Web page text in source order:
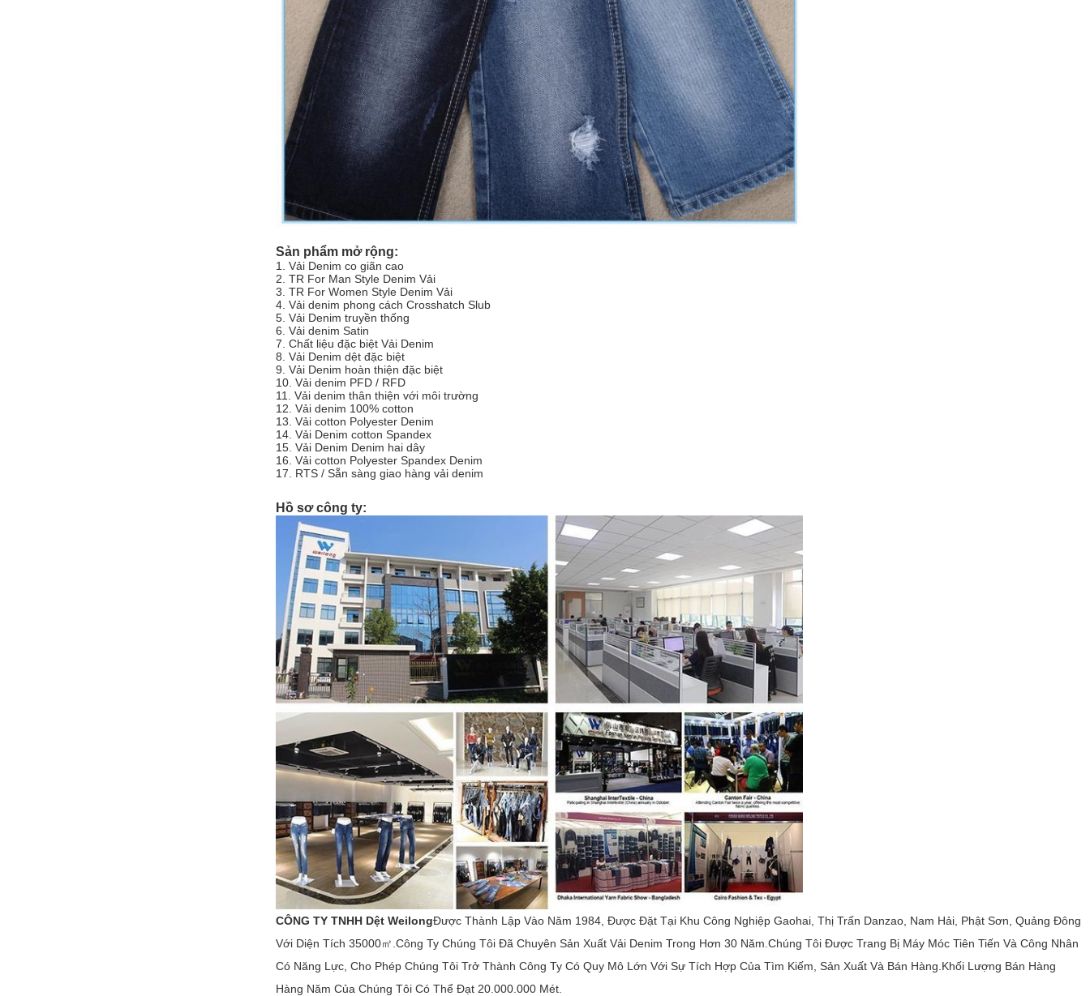
Sản phẩm mở rộng:
1. Vải Denim co giãn cao
2. TR For Man Style Denim Vải
3. TR For Women Style Denim Vải
4. Vải denim phong cách Crosshatch Slub
5. Vải Denim truyền thống
6. Vải denim Satin
7. Chất liệu đặc biệt Vải Denim
8. Vải Denim dệt đặc biệt
9. Vải Denim hoàn thiện đặc biệt
10. Vải denim PFD / RFD
11. Vải denim thân thiện với môi trường
12. Vải denim 100% cotton
13. Vải cotton Polyester Denim
14. Vải Denim cotton Spandex
15. Vải Denim Denim hai dây
16. Vải cotton Polyester Spandex Denim
17. RTS / Sẵn sàng giao hàng vải denim
Hồ sơ công ty:
CÔNG TY TNHH Dệt WeilongĐược Thành Lập Vào Năm 1984, Được Đặt Tại Khu Công Nghiệp Gaohai, Thị Trấn Danzao, Nam Hải, Phật Sơn, Quảng Đông
Với Diện Tích 35000㎡.Công Ty Chúng Tôi Đã Chuyên Sản Xuất Vải Denim Trong Hơn 30 Năm.Chúng Tôi Được Trang Bị Máy Móc Tiên Tiến Và Công Nhân
Có Năng Lực, Cho Phép Chúng Tôi Trở Thành Công Ty Có Quy Mô Lớn Với Sự Tích Hợp Của Tìm Kiếm, Sản Xuất Và Bán Hàng.Khối Lượng Bán Hàng
Hàng Năm Của Chúng Tôi Có Thể Đạt 20.000.000 Mét.